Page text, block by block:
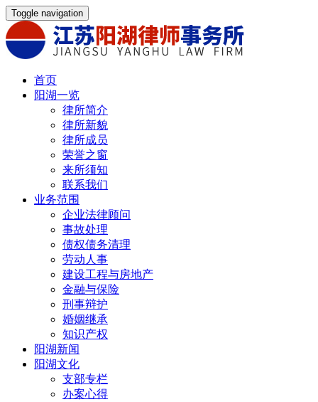
Toggle navigation
首页
阳湖一览
律所简介
律所新貌
律所成员
荣誉之窗
来所须知
联系我们
业务范围
企业法律顾问
事故处理
债权债务清理
劳动人事
建设工程与房地产
金融与保险
刑事辩护
婚姻继承
知识产权
阳湖新闻
阳湖文化
支部专栏
办案心得